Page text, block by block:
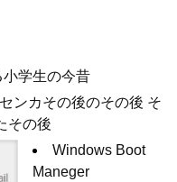
学生の今昔
ンカその後のその後 そ
その後
Windows Boot
Maneger